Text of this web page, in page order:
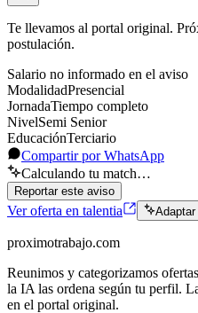
Te llevamos al portal original.
postulación.
Salario no informado en el aviso
ModalidadPresencial
JornadaTiempo completo
NivelSemi Senior
EducaciónTerciario
Compartir por WhatsApp
Calculando tu match…
Reportar este aviso
Ver oferta en talentia
proximotrabajo.com
Reunimos y categorizamos
la IA las ordena según tu perfil.
en el portal original.